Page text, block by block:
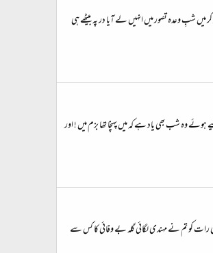
شبِ وعدہ تصور میں انہیں لے آیا در پہ بیٹھے ہی
وہ شب بھی یاد ہے کہ میں پہنچا تھا بزم میں ! اور
رات کو تم نے مہندی لگائی گلہ بے وفائی کا کس سے